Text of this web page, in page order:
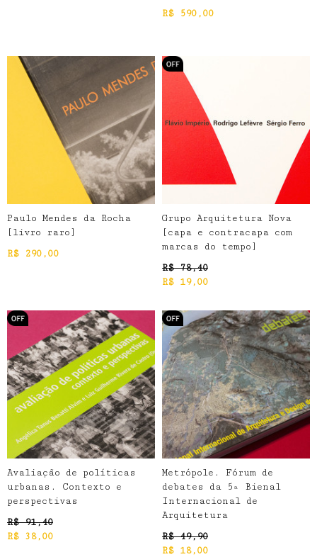
R$ 590,00
Paulo Mendes da Rocha
[livro raro]
R$
290,00
Grupo Arquitetura Nova
[capa e contracapa com
marcas do tempo]
R$78,40
R$ 19,00
Avaliação de políticas
urbanas. Contexto e
perspectivas
R$91,40
R$ 38,00
Metrópole. Fórum de
debates da 5ª Bienal
Internacional de
Arquitetura
R$49,90
R$ 18,00